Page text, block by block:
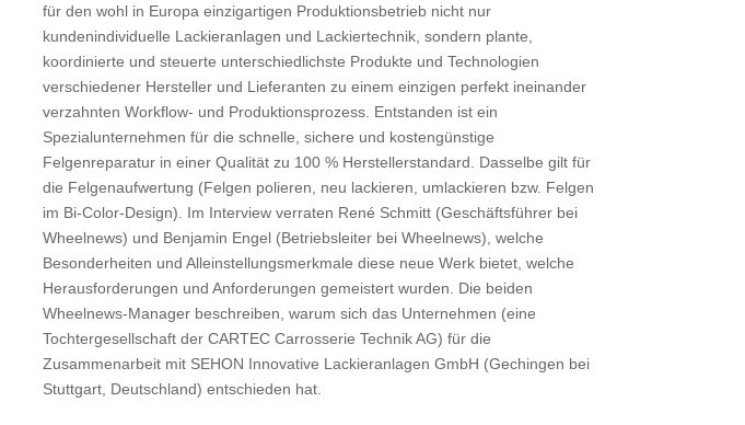
für den wohl in Europa einzigartigen Produktionsbetrieb nicht nur
kundenindividuelle Lackieranlagen und Lackiertechnik, sondern plante,
koordinierte und steuerte unterschiedlichste Produkte und Technologien
verschiedener Hersteller und Lieferanten zu einem einzigen perfekt ineinander
verzahnten Workflow- und Produktionsprozess. Entstanden ist ein
Spezialunternehmen für die schnelle, sichere und kostengünstige
Felgenreparatur in einer Qualität zu 100 % Herstellerstandard. Dasselbe gilt für
die Felgenaufwertung (Felgen polieren, neu lackieren, umlackieren bzw. Felgen
im Bi-Color-Design). Im Interview verraten René Schmitt (Geschäftsführer bei
Wheelnews) und Benjamin Engel (Betriebsleiter bei Wheelnews), welche
Besonderheiten und Alleinstellungsmerkmale diese neue Werk bietet, welche
Herausforderungen und Anforderungen gemeistert wurden. Die beiden
Wheelnews-Manager beschreiben, warum sich das Unternehmen (eine
Tochtergesellschaft der CARTEC Carrosserie Technik AG) für die
Zusammenarbeit mit SEHON Innovative Lackieranlagen GmbH (Gechingen bei
Stuttgart, Deutschland) entschieden hat.